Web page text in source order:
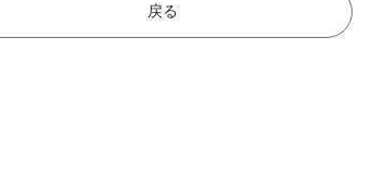
戻る